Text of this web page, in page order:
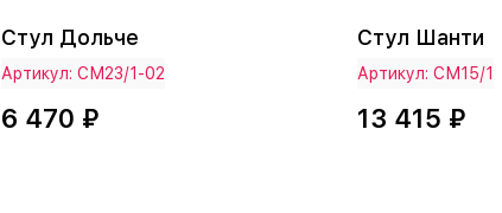
Стул Дольче
Артикул: СМ23/1-02
6 470 ₽
Стул Шанти
Артикул: СМ15/1
13 415 ₽